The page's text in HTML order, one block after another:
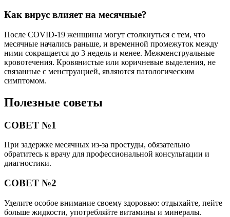
Как вирус влияет на месячные?
После COVID-19 женщины могут столкнуться с тем, что
месячные начались раньше, и временной промежуток между
ними сокращается до 3 недель и менее. Межменструальные
кровотечения. Кровянистые или коричневые выделения, не
связанные с менструацией, являются патологическим
симптомом.
Полезные советы
СОВЕТ №1
При задержке месячных из-за простуды, обязательно
обратитесь к врачу для профессиональной консультации и
диагностики.
СОВЕТ №2
Уделите особое внимание своему здоровью: отдыхайте, пейте
больше жидкости, употребляйте витамины и минералы.